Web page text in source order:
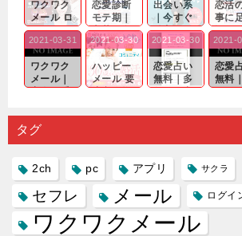
ワクワク
メール ロ
グイン pc
｜心の底
から真
剣...
恋愛診断
モテ期｜
老若男女
問わ
ず…。
出会い系
｜今すぐ
仲良くな
れる相手
探しをし
たいと...
恋活
事に
運ん
出会
チャ
が訪
ワクワク
メール｜
り会った
人に軽...
2021-03-31
ハッピー
メール 要
するので
2021-03-30
恋愛占い
無料｜多
プリの内
2021-03-30
恋愛
無料
る人
2021-
タグ
2ch pc アプリ サクラ
セフレ メール ログイ
ワクワクメール